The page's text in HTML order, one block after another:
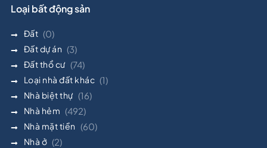
Loại bất động sản
Đất (0)
Đất dự án (3)
Đất thổ cư (74)
Loại nhà đất khác (1)
Nhà biệt thự (16)
Nhà hẻm (492)
Nhà mặt tiền (60)
Nhà ở (2)